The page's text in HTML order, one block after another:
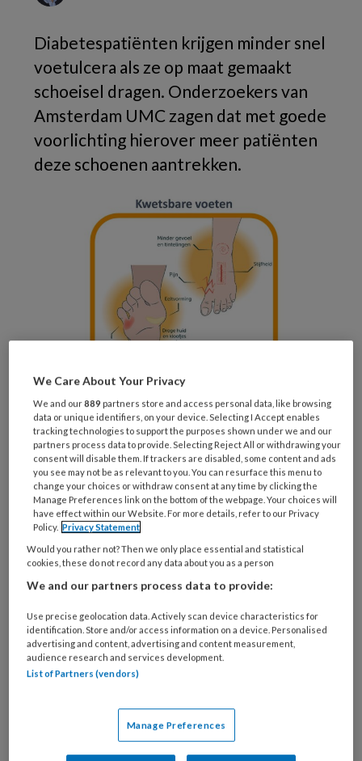
Diabetespatiënten krijgen minder snel
voetulcera als ze op maat gemaakt
schoeisel dragen. Onderzoekers van
Amsterdam UMC zagen dat met goede
voorlichting hierover meer patiënten
deze schoenen aantrekken.
‘Voeten van mensen met diabetes en perifere
neuropathie zijn kwetsbaar’, vertelt de
Amsterdamse onderzoeker Lisa Vossen, die
gespecialiseerd is in biomedische technologie.
‘Draag je niet de juiste schoenen, dan kan er
een te hoge druk op de voet ontstaan. Dat
vergroot het risico op wonden.’ Goede
daarbij naar de ‘
Zorgmodule preventie
voetulcera’ (p. 126).
Op maat gemaakte schoenen
met diabetes, perifere neuropathie én een
voorgeschiedenis van ulcera. De ene helft van
de groep kreeg de gebruikelijke zorg,
We Care About Your Privacy
We and our889 partners store and access personal data, like browsing
data or unique identifiers, on your device. Selecting I Accept enables
tracking technologies to support the purposes shown under we and our
partners process data to provide. Selecting Reject All or withdrawing your
consent will disable them. If trackers are disabled, some content and ads
you see may not be as relevant to you. You can resurface this menu to
change your choices or withdraw consent at any time by clicking the
Manage Preferences link on the bottom of the webpage. Your choices will
have effect within our Website. For more details, refer to our Privacy
Policy. Privacy Statement
Would you rather not? Then we only place essential and statistical
cookies, these do not record any data about you as a person
We and our partners process data to provide:
Use precise geolocation data. Actively scan device characteristics for
identification. Store and/or access information on a device. Personalised
advertising and content, advertising and content measurement,
audience research and services development.
List of Partners (vendors)
Manage Preferences